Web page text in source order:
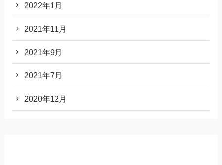
2022年1月
2021年11月
2021年9月
2021年7月
2020年12月